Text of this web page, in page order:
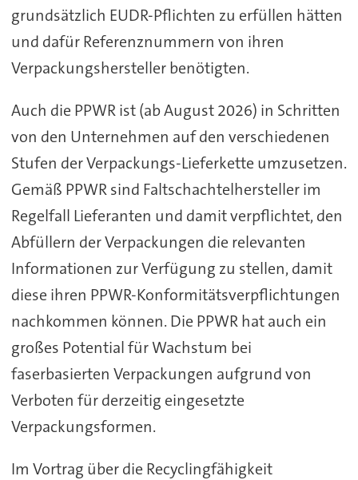
grundsätzlich EUDR-Pflichten zu erfüllen hätten
und dafür Referenznummern von ihren
Verpackungshersteller benötigten.
Auch die PPWR ist (ab August 2026) in Schritten
von den Unternehmen auf den verschiedenen
Stufen der Verpackungs-Lieferkette umzusetzen.
Gemäß PPWR sind Faltschachtelhersteller im
Regelfall Lieferanten und damit verpflichtet, den
Abfüllern der Verpackungen die relevanten
Informationen zur Verfügung zu stellen, damit
diese ihren PPWR-Konformitätsverpflichtungen
nachkommen können. Die PPWR hat auch ein
großes Potential für Wachstum bei
faserbasierten Verpackungen aufgrund von
Verboten für derzeitig eingesetzte
Verpackungsformen.
Im Vortrag über die Recyclingfähigkeit